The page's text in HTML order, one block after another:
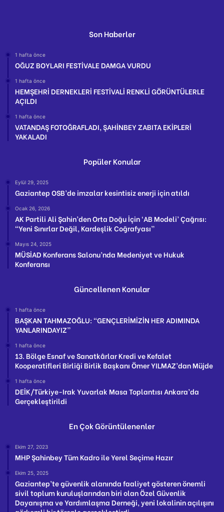
Son Haberler
1 hafta önce
OĞUZ BOYLARI FESTİVALE DAMGA VURDU
1 hafta önce
HEMŞEHRİ DERNEKLERİ FESTİVALİ RENKLİ GÖRÜNTÜLERLE
AÇILDI
1 hafta önce
VATANDAŞ FOTOĞRAFLADI, ŞAHİNBEY ZABITA EKİPLERİ
YAKALADI
Popüler Konular
Eylül 29, 2025
Gaziantep OSB’de imzalar kesintisiz enerji için atıldı
Ocak 26, 2026
AK Partili Ali Şahin’den Orta Doğu İçin ‘AB Modeli’ Çağrısı:
“Yeni Sınırlar Değil, Kardeşlik Coğrafyası”
Mayıs 24, 2025
MÜSİAD Konferans Salonu’nda Medeniyet ve Hukuk
Konferansı
Güncellenen Konular
1 hafta önce
BAŞKAN TAHMAZOĞLU: “GENÇLERİMİZİN HER ADIMINDA
YANLARINDAYIZ”
1 hafta önce
13. Bölge Esnaf ve Sanatkârlar Kredi ve Kefalet
Kooperatifleri Birliği Birlik Başkanı Ömer YILMAZ’dan Müjde
1 hafta önce
DEİK/Türkiye-Irak Yuvarlak Masa Toplantısı Ankara’da
Gerçekleştirildi
En Çok Görüntülenenler
Ekim 27, 2023
MHP Şahinbey Tüm Kadro ile Yerel Seçime Hazır
Ekim 25, 2025
Gaziantep’te güvenlik alanında faaliyet gösteren önemli
sivil toplum kuruluşlarından biri olan Özel Güvenlik
Dayanışma ve Yardımlaşma Derneği, yeni lokalinin açılışını